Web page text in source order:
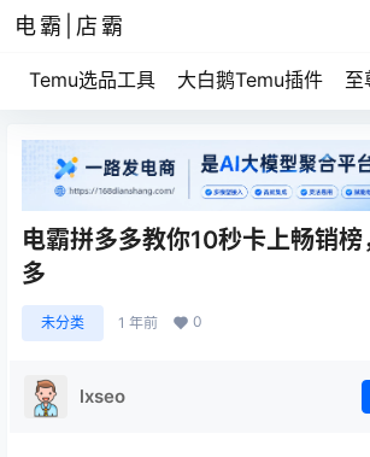
电霸|店霸
Temu选品工具 大白鹅Temu插件 至
电霸拼多多教你10秒卡上畅销
多
未分类 1 年前 0
lxseo